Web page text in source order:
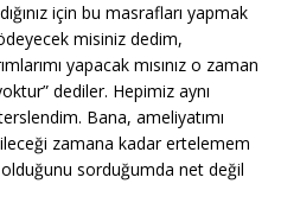
için bu masrafları yapmak
misiniz dedim,
yapacak mısınız o zaman
dediler. Hepimiz aynı
Bana, ameliyatımı
zamana kadar ertelemem
sorduğumda net değil